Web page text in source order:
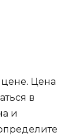
цене. Цена
в
и